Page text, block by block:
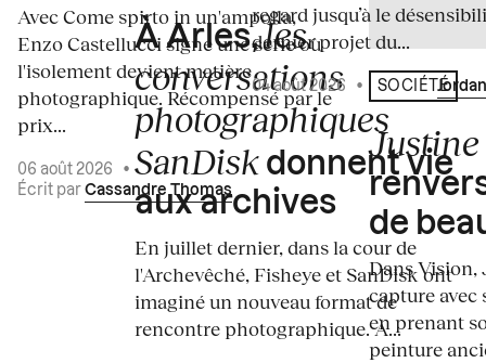
Avec Come spirto in un'ampolla,
Enzo Castellucci signe une série où
l'isolement devient matière
photographique. Récompensé par le
prix...
06 août 2026
•
Écrit par Cassandre Thomas
À Arles,les
conversations
photographiques
SanDisk donnent vie
aux archives
En juillet dernier, dans la cour de
l'Archevêché, Fisheye et SanDisk ont
imaginé un nouveau format de
rencontre photographique. À...
regard jusqu’à le
dernier projet du...
04 août 2026 • Écrit par
SOCIÉTÉ
de
Dans
capture avec
en prenant
peinture